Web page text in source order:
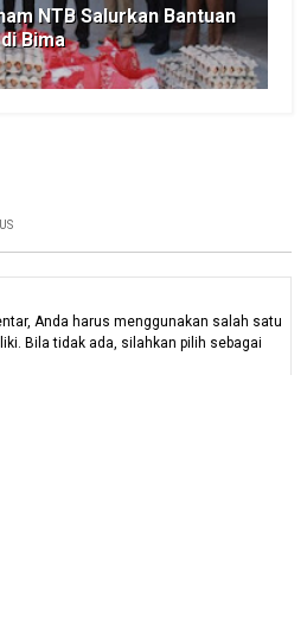
NTB Salurkan Bantuan
Bima
Anda harus menggunakan salah satu
Bila tidak ada, silahkan pilih sebagai